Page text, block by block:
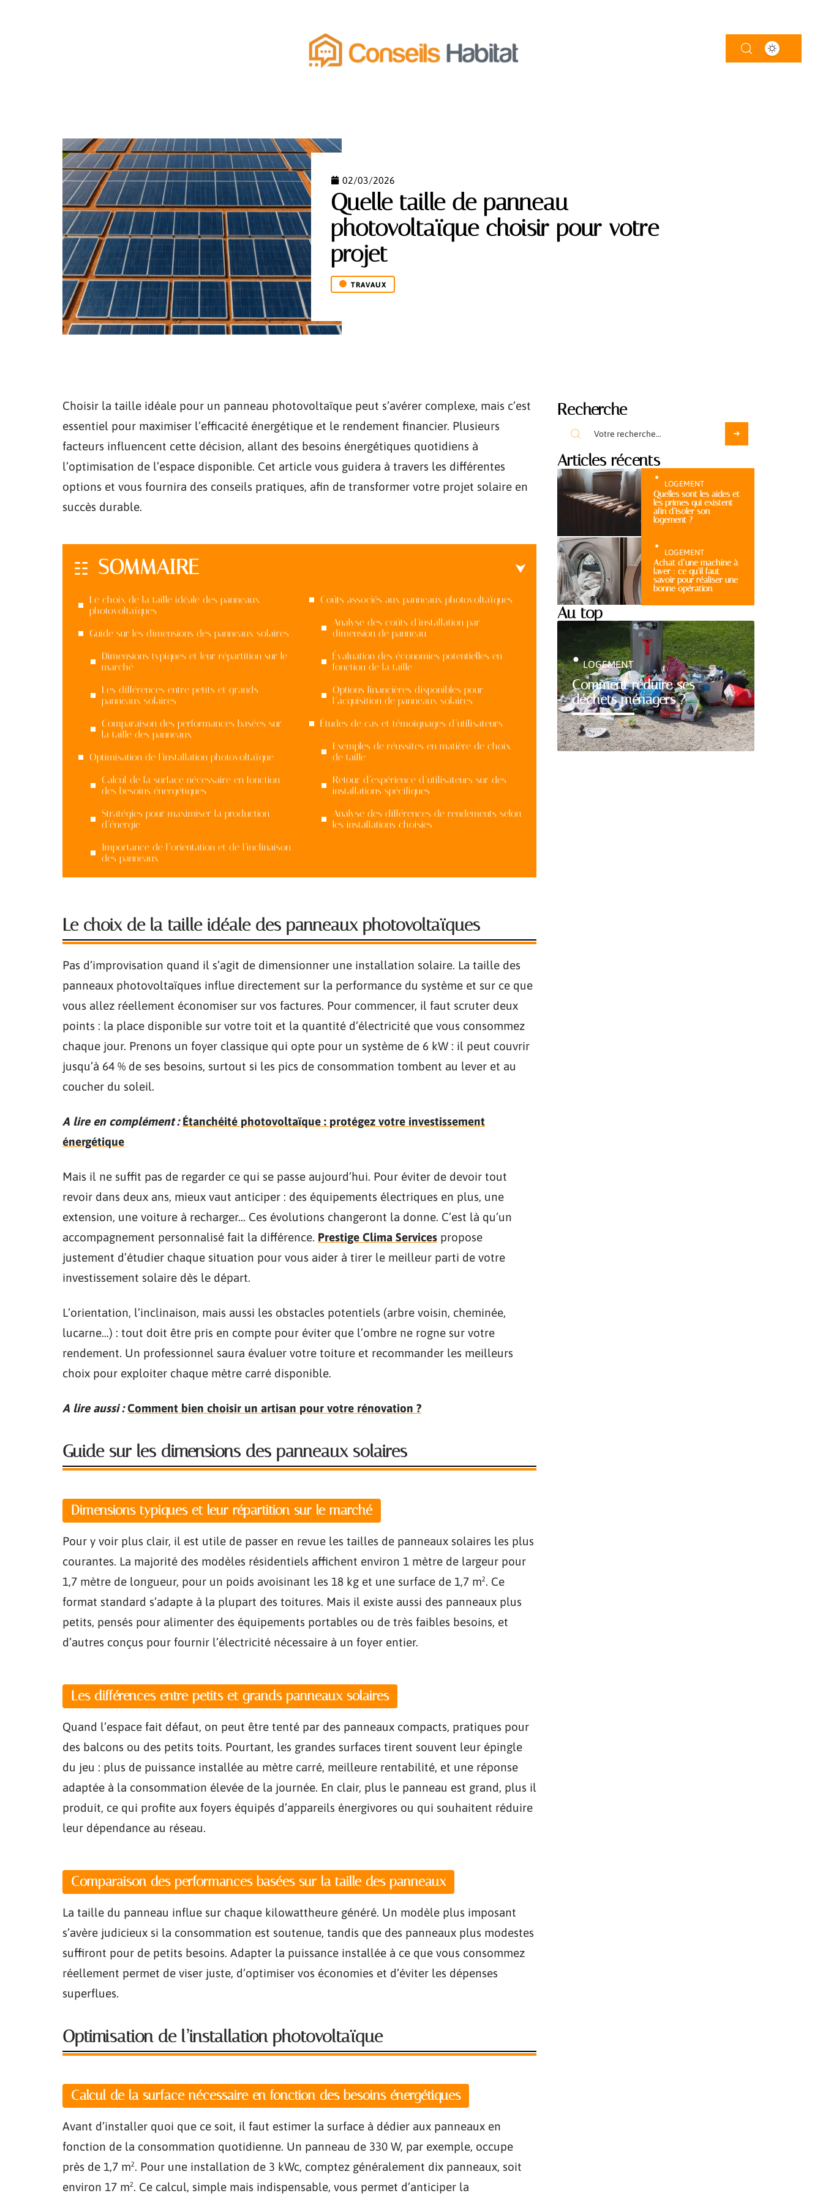
02/03/2026
Quelle taille de panneau
photovoltaïque choisir pour votre
projet
TRAVAUX
Choisir la taille idéale pour un panneau photovoltaïque peut s’avérer complexe, mais c’est
essentiel pour maximiser l’efficacité énergétique et le rendement financier. Plusieurs
facteurs influencent cette décision, allant des besoins énergétiques quotidiens à
l’optimisation de l’espace disponible. Cet article vous guidera à travers les différentes
options et vous fournira des conseils pratiques, afin de transformer votre projet solaire en
succès durable.
SOMMAIRE
Le choix de la taille idéale des panneaux
photovoltaïques
Guide sur les dimensions des panneaux solaires
Dimensions typiques et leur répartition sur le
marché
Les différences entre petits et grands
panneaux solaires
Comparaison des performances basées sur
la taille des panneaux
Optimisation de l’installation photovoltaïque
Calcul de la surface nécessaire en fonction
des besoins énergétiques
Stratégies pour maximiser la production
d’énergie
Importance de l’orientation et de l’inclinaison
des panneaux
Coûts associés aux panneaux photovoltaïques
Analyse des coûts d’installation par
dimension de panneau
Évaluation des économies potentielles en
fonction de la taille
Options financières disponibles pour
l’acquisition de panneaux solaires
Études de cas et témoignages d’utilisateurs
Exemples de réussites en matière de choix
de taille
Retour d’expérience d’utilisateurs sur des
installations spécifiques
Analyse des différences de rendements selon
les installations choisies
Le choix de la taille idéale des panneaux photovoltaïques
Pas d’improvisation quand il s’agit de dimensionner une installation solaire. La taille des
panneaux photovoltaïques influe directement sur la performance du système et sur ce que
vous allez réellement économiser sur vos factures. Pour commencer, il faut scruter deux
points : la place disponible sur votre toit et la quantité d’électricité que vous consommez
chaque jour. Prenons un foyer classique qui opte pour un système de 6 kW : il peut couvrir
jusqu’à 64 % de ses besoins, surtout si les pics de consommation tombent au lever et au
coucher du soleil.
A lire en complément : Étanchéité photovoltaïque : protégez votre investissement
énergétique
Mais il ne suffit pas de regarder ce qui se passe aujourd’hui. Pour éviter de devoir tout
revoir dans deux ans, mieux vaut anticiper : des équipements électriques en plus, une
extension, une voiture à recharger… Ces évolutions changeront la donne. C’est là qu’un
accompagnement personnalisé fait la différence. Prestige Clima Services propose
justement d’étudier chaque situation pour vous aider à tirer le meilleur parti de votre
investissement solaire dès le départ.
L’orientation, l’inclinaison, mais aussi les obstacles potentiels (arbre voisin, cheminée,
lucarne…) : tout doit être pris en compte pour éviter que l’ombre ne rogne sur votre
rendement. Un professionnel saura évaluer votre toiture et recommander les meilleurs
choix pour exploiter chaque mètre carré disponible.
A lire aussi : Comment bien choisir un artisan pour votre rénovation ?
Guide sur les dimensions des panneaux solaires
Dimensions typiques et leur répartition sur le marché
Pour y voir plus clair, il est utile de passer en revue les tailles de panneaux solaires les plus
courantes. La majorité des modèles résidentiels affichent environ 1 mètre de largeur pour
1,7 mètre de longueur, pour un poids avoisinant les 18 kg et une surface de 1,7 m². Ce
format standard s’adapte à la plupart des toitures. Mais il existe aussi des panneaux plus
petits, pensés pour alimenter des équipements portables ou de très faibles besoins, et
d’autres conçus pour fournir l’électricité nécessaire à un foyer entier.
Les différences entre petits et grands panneaux solaires
Quand l’espace fait défaut, on peut être tenté par des panneaux compacts, pratiques pour
des balcons ou des petits toits. Pourtant, les grandes surfaces tirent souvent leur épingle
du jeu : plus de puissance installée au mètre carré, meilleure rentabilité, et une réponse
adaptée à la consommation élevée de la journée. En clair, plus le panneau est grand, plus il
produit, ce qui profite aux foyers équipés d’appareils énergivores ou qui souhaitent réduire
leur dépendance au réseau.
Comparaison des performances basées sur la taille des panneaux
La taille du panneau influe sur chaque kilowattheure généré. Un modèle plus imposant
s’avère judicieux si la consommation est soutenue, tandis que des panneaux plus modestes
suffiront pour de petits besoins. Adapter la puissance installée à ce que vous consommez
réellement permet de viser juste, d’optimiser vos économies et d’éviter les dépenses
superflues.
Optimisation de l’installation photovoltaïque
Calcul de la surface nécessaire en fonction des besoins énergétiques
Avant d’installer quoi que ce soit, il faut estimer la surface à dédier aux panneaux en
fonction de la consommation quotidienne. Un panneau de 330 W, par exemple, occupe
près de 1,7 m². Pour une installation de 3 kWc, comptez généralement dix panneaux, soit
environ 17 m². Ce calcul, simple mais indispensable, vous permet d’anticiper la
Recherche
Articles récents
LOGEMENT
Quelles sont les aides et
les primes qui existent
afin d’isoler son
logement ?
LOGEMENT
Achat d’une machine à
laver : ce qu’il faut
savoir pour réaliser une
bonne opération
Au top
Comment réduire ses
déchets ménagers ?
LOGEMENT